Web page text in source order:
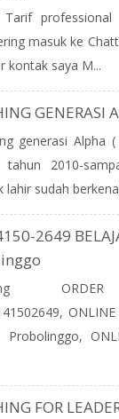
Tarif professional
masuk ke
kontak saya M...
GENERASI
generasi Alpha
2010-
lahir sudah
2649
Probolinggo,
FOR